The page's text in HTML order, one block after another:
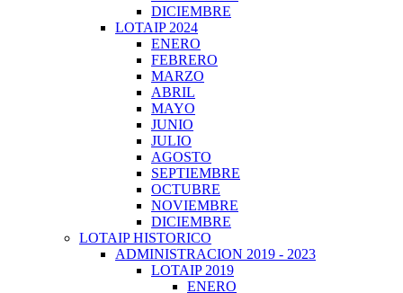
DICIEMBRE
LOTAIP 2024
ENERO
FEBRERO
MARZO
ABRIL
MAYO
JUNIO
JULIO
AGOSTO
SEPTIEMBRE
OCTUBRE
NOVIEMBRE
DICIEMBRE
LOTAIP HISTORICO
ADMINISTRACION 2019 - 2023
LOTAIP 2019
ENERO